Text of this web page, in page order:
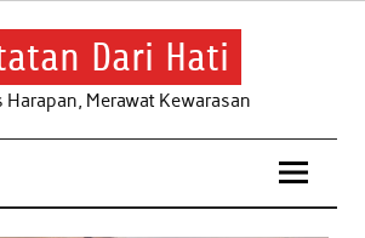
Dari Hati
Harapan, Merawat Kewarasan